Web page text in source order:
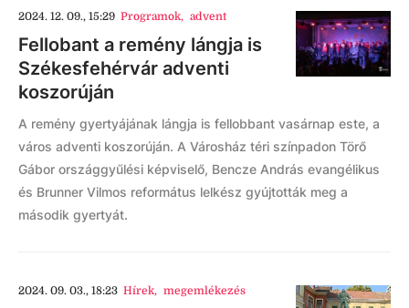
2024. 12. 09., 15:29 Programok, advent
Fellobant a remény lángja is
Székesfehérvár adventi
koszorúján
A remény gyertyájának lángja is fellobbant vasárnap este, a
város adventi koszorúján. A Városház téri színpadon Törő
Gábor országgyűlési képviselő, Bencze András evangélikus
és Brunner Vilmos református lelkész gyújtották meg a
második gyertyát.
2024. 09. 03., 18:23 Hírek, megemlékezés